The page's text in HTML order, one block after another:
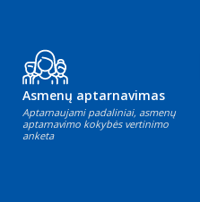
Asmenų aptarnavimas
Aptarnaujami padaliniai, asmenų
aptarnavimo kokybės vertinimo
anketa